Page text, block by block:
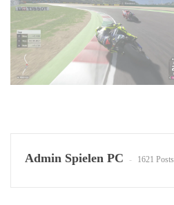
Admin Spielen PC 1621 Posts